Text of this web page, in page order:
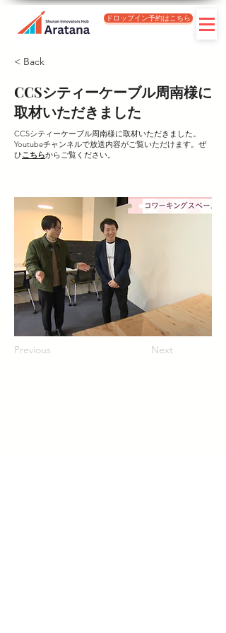
ドロップイン予約はこちら
< Back
CCSシティーケーブル周南様に
取材いただきました
CCSシティーケーブル周南様に取材いただきました。
Youtubeチャンネルで放送内容がご覧いただけます。ぜ
ひこちらからご覧ください。
Previous Next